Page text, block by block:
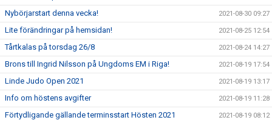
Nybörjarstart denna vecka! 2021-08-30 09:27
Lite förändringar på hemsidan! 2021-08-25 12:54
Tårtkalas på torsdag 26/8 2021-08-24 14:27
Brons till Ingrid Nilsson på Ungdoms EM i Riga! 2021-08-19 17:54
Linde Judo Open 2021 2021-08-19 13:17
Info om höstens avgifter 2021-08-19 11:28
Förtydligande gällande terminsstart Hösten 2021 2021-08-19 08:12